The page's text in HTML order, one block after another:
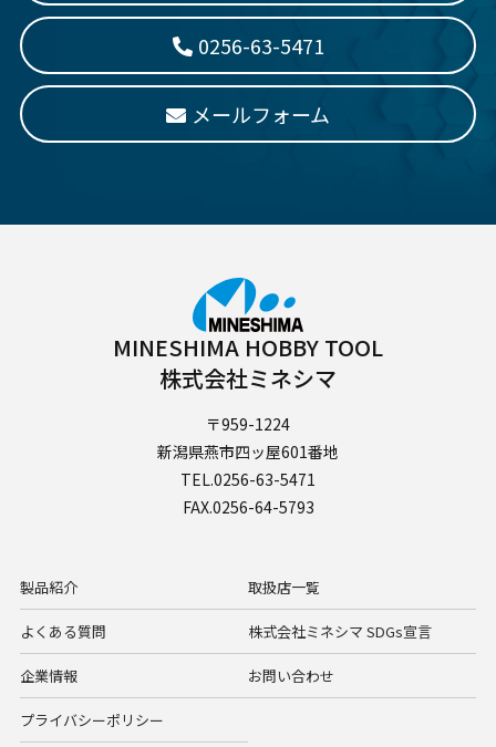
0256-63-5471
メールフォーム
MINESHIMA HOBBY TOOL
株式会社ミネシマ
〒959-1224
新潟県燕市四ッ屋601番地
TEL.0256-63-5471
FAX.0256-64-5793
製品紹介 取扱店一覧
よくある質問 株式会社ミネシマ SDGs宣言
企業情報 お問い合わせ
プライバシーポリシー